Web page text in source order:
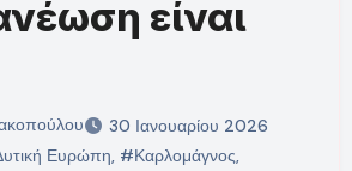
είναι
30 Ιανουαρίου 2026
Ευρώπη, #Καρλομάγνος,